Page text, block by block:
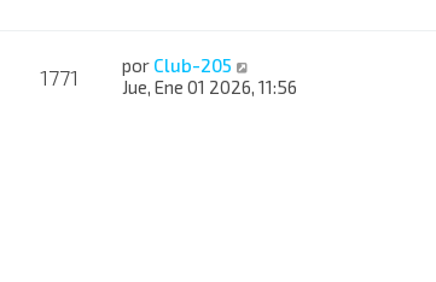
1771 por Club-205
Jue, Ene 01 2026, 11:56